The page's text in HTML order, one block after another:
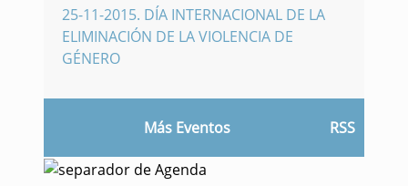
25-11-2015. DÍA INTERNACIONAL DE LA
ELIMINACIÓN DE LA VIOLENCIA DE
GÉNERO
Más Eventos RSS